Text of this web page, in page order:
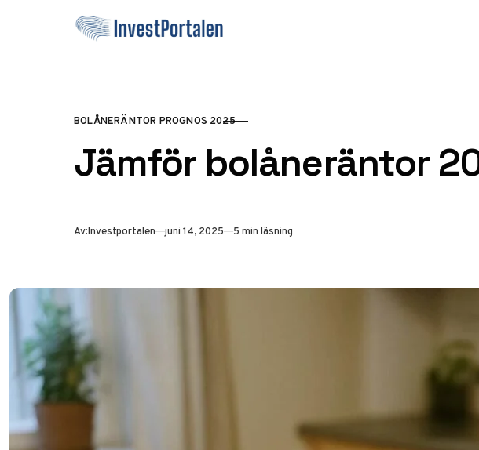
Hoppa till innehåll
KATEGORI
BOLÅNERÄNTOR PROGNOS 2025
Jämför bolåneräntor
Av:Investportalen Publicerad
juni 14, 2025 5 min läsning